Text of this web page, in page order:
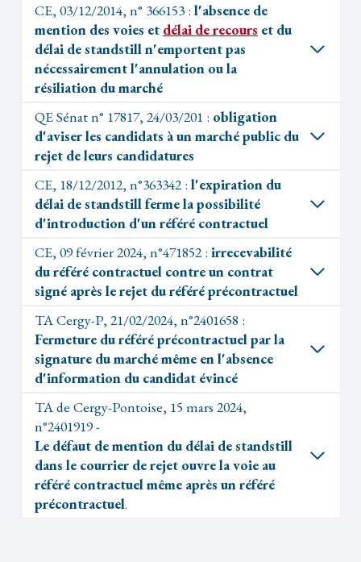
CE, 03/12/2014, n° 366153 : l'absence de
mention des voies et délai de recours et du
délai de standstill n'emportent pas
nécessairement l'annulation ou la
résiliation du marché
QE Sénat n° 17817, 24/03/201 : obligation
d'aviser les candidats à un marché public du
rejet de leurs candidatures
CE, 18/12/2012, n°363342 : l'expiration du
délai de standstill ferme la possibilité
d'introduction d'un référé contractuel
CE, 09 février 2024, n°471852 : irrecevabilité
du référé contractuel contre un contrat
signé après le rejet du référé précontractuel
TA Cergy-P, 21/02/2024, n°2401658 :
Fermeture du référé précontractuel par la
signature du marché même en l'absence
d'information du candidat évincé
TA de Cergy-Pontoise, 15 mars 2024,
n°2401919 -
Le défaut de mention du délai de standstill
dans le courrier de rejet ouvre la voie au
référé contractuel même après un référé
précontractuel.